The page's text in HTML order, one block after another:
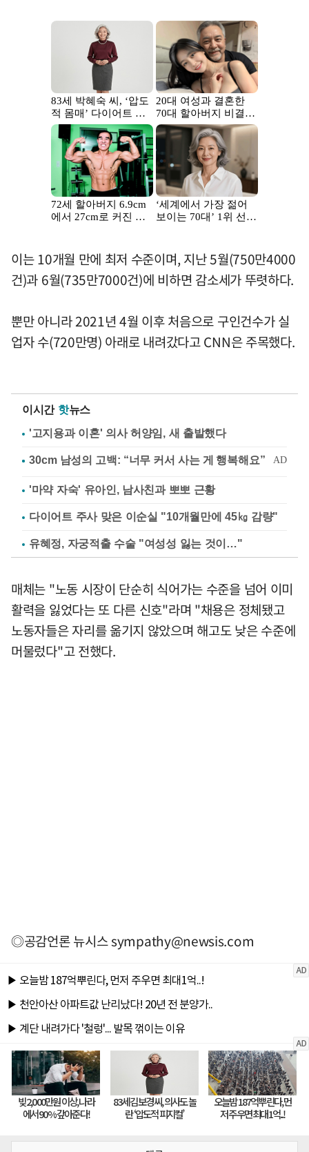
이는 10개월 만에 최저 수준이며, 지난 5월(750만4000
건)과 6월(735만7000건)에 비하면 감소세가 뚜렷하다.
뿐만 아니라 2021년 4월 이후 처음으로 구인건수가 실
업자 수(720만명) 아래로 내려갔다고 CNN은 주목했다.
이시간 핫뉴스
'고지용과 이혼' 의사 허양임, 새 출발했다
'마약 자숙' 유아인, 남사친과 뽀뽀 근황
다이어트 주사 맞은 이순실 "10개월만에 45㎏ 감량"
유혜정, 자궁적출 수술 "여성성 잃는 것이…"
매체는 "노동 시장이 단순히 식어가는 수준을 넘어 이미
활력을 잃었다는 또 다른 신호"라며 "채용은 정체됐고
노동자들은 자리를 옮기지 않았으며 해고도 낮은 수준에
머물렀다"고 전했다.
◎공감언론 뉴시스sympathy@newsis.com